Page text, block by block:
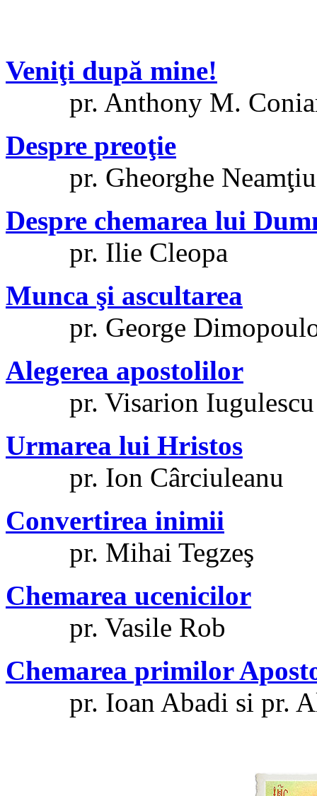
Veniţi după mine!
pr. Anthony M.
Despre preoţie
pr. Gheorghe Neamţiu
Despre chemarea lui
pr. Ilie Cleopa
Munca şi ascultarea
pr. George
Alegerea apostolilor
pr. Visarion Iugulescu
Urmarea lui Hristos
pr. Ion Cârciuleanu
Convertirea inimii
pr. Mihai Tegzeş
Chemarea ucenicilor
pr. Vasile Rob
Chemarea primilor
pr. Ioan Abadi si pr.